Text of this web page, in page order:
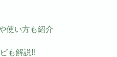
使い方も紹介
も解説‼